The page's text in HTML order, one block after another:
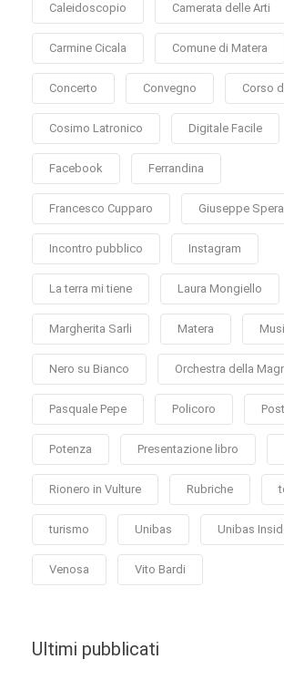
Caleidoscopio Camerata delle Arti
Carmine Cicala Comune di Matera
Concerto Convegno Corso
Cosimo Latronico Digitale Facile
Facebook Ferrandina
Francesco Cupparo Giuseppe Spera
Incontro pubblico Instagram
La terra mi tiene Laura Mongiello
Margherita Sarli Matera
Nero su Bianco Orchestra della
Pasquale Pepe Policoro
Potenza Presentazione libro
Rionero in Vulture Rubriche
turismo Unibas Unibas
Venosa Vito Bardi
Ultimi pubblicati